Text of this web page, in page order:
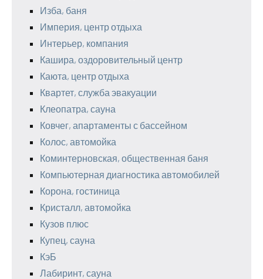
Изба, баня
Империя, центр отдыха
Интерьер, компания
Кашира, оздоровительный центр
Каюта, центр отдыха
Квартет, служба эвакуации
Клеопатра, сауна
Ковчег, апартаменты с бассейном
Колос, автомойка
Коминтерновская, общественная баня
Компьютерная диагностика автомобилей
Корона, гостиница
Кристалл, автомойка
Кузов плюс
Купец, сауна
КэБ
Лабиринт, сауна